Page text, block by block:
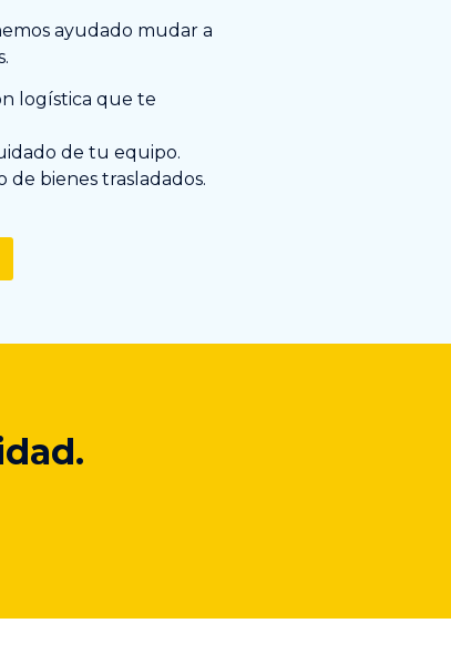
ayudado mudar a
logística que te
de tu equipo.
bienes trasladados.